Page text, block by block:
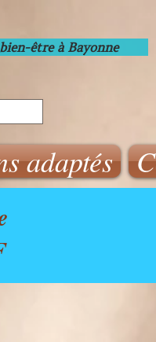
être à Bayonne
adaptés